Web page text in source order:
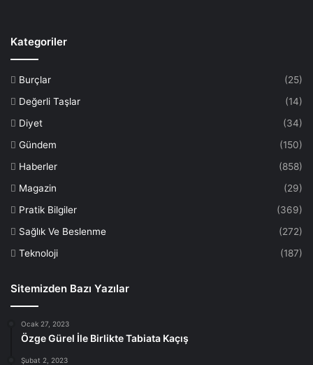
Kategoriler
Burçlar
(25)
Değerli Taşlar
(14)
Diyet
(34)
Gündem
(150)
Haberler
(858)
Magazin
(29)
Pratik Bilgiler
(369)
Sağlık Ve Beslenme
(272)
Teknoloji
(187)
Sitemizden Bazı Yazılar
Ocak 27, 2023
Özge Gürel İle Birlikte Tabiata Kaçış
Şubat 2, 2023